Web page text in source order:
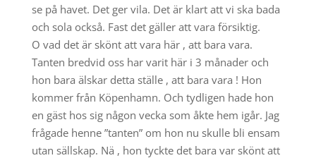
se på havet. Det ger vila. Det är klart att vi ska bada
och sola också. Fast det gäller att vara försiktig.
O vad det är skönt att vara här , att bara vara.
Tanten bredvid oss har varit här i 3 månader och
hon bara älskar detta ställe , att bara vara ! Hon
kommer från Köpenhamn. Och tydligen hade hon
en gäst hos sig någon vecka som åkte hem igår. Jag
frågade henne ”tanten” om hon nu skulle bli ensam
utan sällskap. Nä , hon tyckte det bara var skönt att